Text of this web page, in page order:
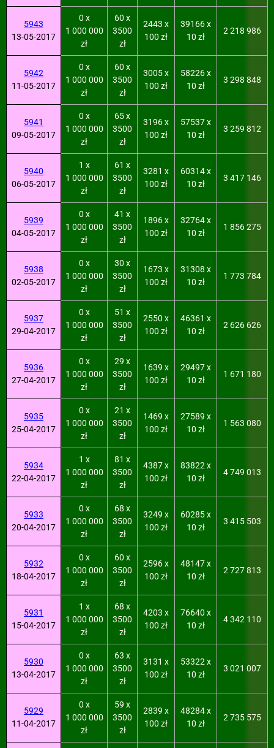
5943
13-05-2017
0 x
1 000 000
zł
60 x
3500
zł
2443 x
100 zł
39166 x
10 zł
2 218 986
5942
11-05-2017
0 x
1 000 000
zł
60 x
3500
zł
3005 x
100 zł
58226 x
10 zł
3 298 848
5941
09-05-2017
0 x
1 000 000
zł
65 x
3500
zł
3196 x
100 zł
57537 x
10 zł
3 259 812
5940
06-05-2017
1 x
1 000 000
zł
61 x
3500
zł
3281 x
100 zł
60314 x
10 zł
3 417 146
5939
04-05-2017
0 x
1 000 000
zł
41 x
3500
zł
1896 x
100 zł
32764 x
10 zł
1 856 275
5938
02-05-2017
0 x
1 000 000
zł
30 x
3500
zł
1673 x
100 zł
31308 x
10 zł
1 773 784
5937
29-04-2017
0 x
1 000 000
zł
51 x
3500
zł
2550 x
100 zł
46361 x
10 zł
2 626 626
5936
27-04-2017
0 x
1 000 000
zł
29 x
3500
zł
1639 x
100 zł
29497 x
10 zł
1 671 180
5935
25-04-2017
0 x
1 000 000
zł
21 x
3500
zł
1469 x
100 zł
27589 x
10 zł
1 563 080
5934
22-04-2017
1 x
1 000 000
zł
81 x
3500
zł
4387 x
100 zł
83822 x
10 zł
4 749 013
5933
20-04-2017
0 x
1 000 000
zł
68 x
3500
zł
3249 x
100 zł
60285 x
10 zł
3 415 503
5932
18-04-2017
0 x
1 000 000
zł
60 x
3500
zł
2596 x
100 zł
48147 x
10 zł
2 727 813
5931
15-04-2017
1 x
1 000 000
zł
68 x
3500
zł
4203 x
100 zł
76640 x
10 zł
4 342 110
5930
13-04-2017
0 x
1 000 000
zł
63 x
3500
zł
3131 x
100 zł
53322 x
10 zł
3 021 007
5929
11-04-2017
0 x
1 000 000
zł
59 x
3500
zł
2839 x
100 zł
48284 x
10 zł
2 735 575